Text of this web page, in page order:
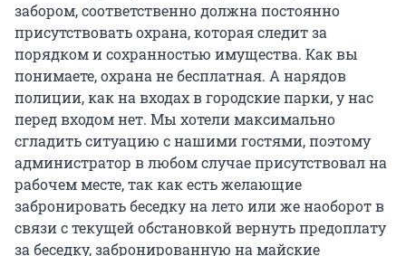
забором, соответственно должна постоянно
присутствовать охрана, которая следит за
порядком и сохранностью имущества. Как вы
понимаете, охрана не бесплатная. А нарядов
полиции, как на входах в городские парки, у нас
перед входом нет. Мы хотели максимально
сгладить ситуацию с нашими гостями, поэтому
администратор в любом случае присутствовал на
рабочем месте, так как есть желающие
забронировать беседку на лето или же наоборот в
связи с текущей обстановкой вернуть предоплату
за беседку, забронированную на майские